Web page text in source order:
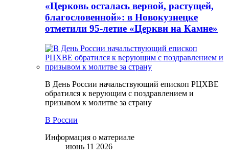
«Церковь осталась верной, растущей,
благословенной»: в Новокузнецке
отметили 95-летие «Церкви на Камне»
В День России начальствующий епископ РЦХВЕ
обратился к верующим с поздравлением и
призывом к молитве за страну
В России
Информация о материале
июнь 11 2026